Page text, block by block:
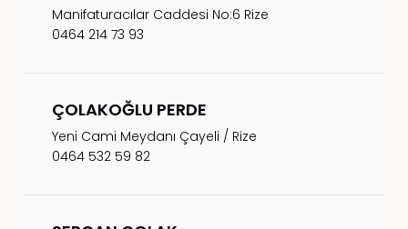
Manifaturacılar Caddesi No:6 Rize
0464 214 73 93
ÇOLAKOĞLU PERDE
Yeni Cami Meydanı Çayeli / Rize
0464 532 59 82